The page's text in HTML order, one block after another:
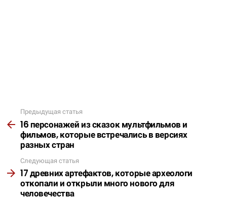
Подробнее
Предыдущая статья
16 персонажей из сказок мультфильмов и
фильмов, которые встречались в версиях
разных стран
Следующая статья
17 древних артефактов, которые археологи
откопали и открыли много нового для
человечества